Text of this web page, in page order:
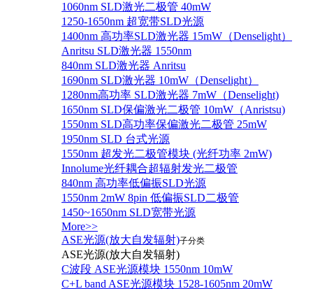
1060nm SLD激光二极管 40mW
1250-1650nm 超宽带SLD光源
1400nm 高功率SLD激光器 15mW（Denselight）
Anritsu SLD激光器 1550nm
840nm SLD激光器 Anritsu
1690nm SLD激光器 10mW（Denselight）
1280nm高功率 SLD激光器 7mW（Denselight)
1650nm SLD保偏激光二极管 10mW（Anristsu)
1550nm SLD高功率保偏激光二极管 25mW
1950nm SLD 台式光源
1550nm 超发光二极管模块 (光纤功率 2mW)
Innolume光纤耦合超辐射发光二极管
840nm 高功率低偏振SLD光源
1550nm 2mW 8pin 低偏振SLD二极管
1450~1650nm SLD宽带光源
More>>
ASE光源(放大自发辐射)子分类
ASE光源(放大自发辐射)
C波段 ASE光源模块 1550nm 10mW
C+L band ASE光源模块 1528-1605nm 20mW